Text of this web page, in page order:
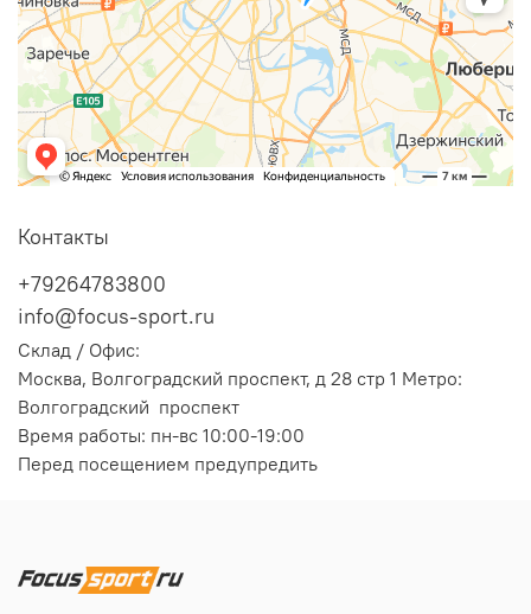
Контакты
+79264783800
info@focus-sport.ru
Склад / Офис:
Москва, Волгоградский проспект, д 28 стр 1 Метро:
Волгоградский проспект
Время работы: пн-вс 10:00-19:00
Перед посещением предупредить